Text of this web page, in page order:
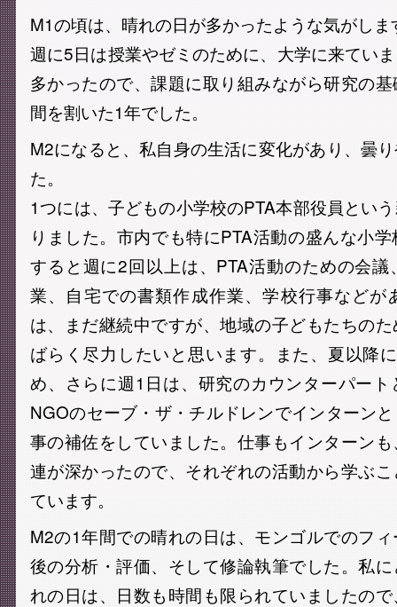
M1の頃は、晴れの日が多かったような気がしま
週に5日は授業やゼミのために、大学に来てい
多かったので、課題に取り組みながら研究の
間を割いた1年でした。
M2になると、私自身の生活に変化があり、曇
た。
1つには、子どもの小学校のPTA本部役員とい
りました。市内でも特にPTA活動の盛んな小
すると週に2回以上は、PTA活動のための会
業、自宅での書類作成作業、学校行事などが
は、まだ継続中ですが、地域の子どもたちの
ばらく尽力したいと思います。また、夏以降
め、さらに週1日は、研究のカウンターパー
NGOのセーブ・ザ・チルドレンでインターン
事の補佐をしていました。仕事もインターン
連が深かったので、それぞれの活動から学ぶ
ています。
M2の1年間での晴れの日は、モンゴルでのフ
後の分析・評価、そして修論執筆でした。私
れの日は、日数も時間も限られていましたの